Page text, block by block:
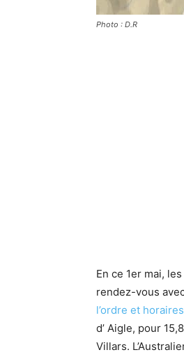
Photo : D.R
En ce 1er mai,
rendez-vous
l’ordre et
d’ Aigle, pour
Villars.